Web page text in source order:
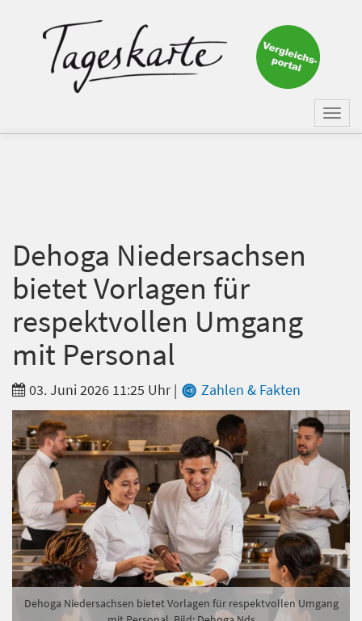
Dehoga Niedersachsen
bietet Vorlagen für
respektvollen Umgang
mit Personal
03. Juni 2026 11:25 Uhr| Zahlen & Fakten
Dehoga Niedersachsen bietet Vorlagen für respektvollen Umgang
Keine Nachricht mehr
verpassen!
E-Mail*
Branche
Ich möchte folgende Newsletter erhalten
Tageskarte-Newsletter (gegen 8.30 Uhr)
Ich habe dieDatenschutzerklärungzur Kenntnis
genommen.
Anmelden Danke, heute nicht